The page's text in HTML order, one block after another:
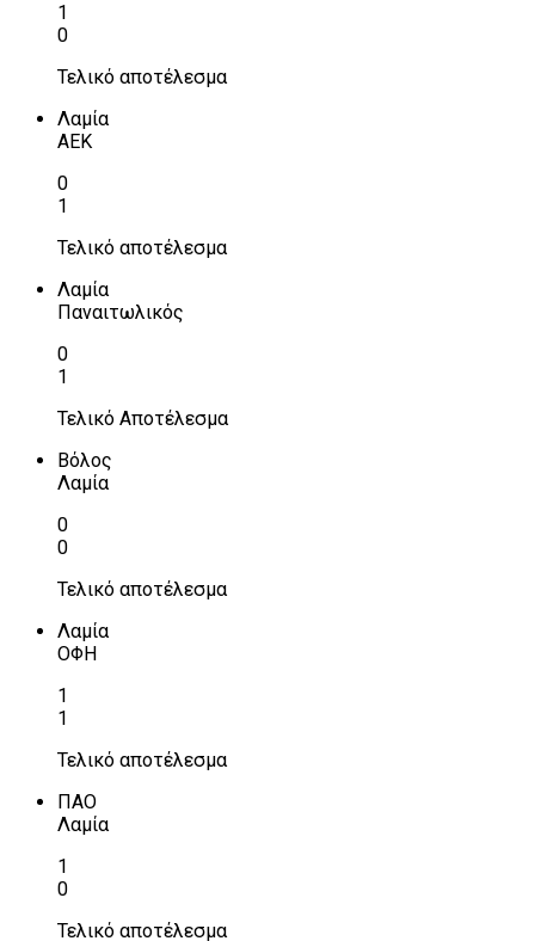
1
0
Τελικό αποτέλεσμα
Λαμία
ΑΕΚ
0
1
Τελικό αποτέλεσμα
Λαμία
Παναιτωλικός
0
1
Τελικό Αποτέλεσμα
Βόλος
Λαμία
0
0
Τελικό αποτέλεσμα
Λαμία
ΟΦΗ
1
1
Τελικό αποτέλεσμα
ΠΑΟ
Λαμία
1
0
Τελικό αποτέλεσμα